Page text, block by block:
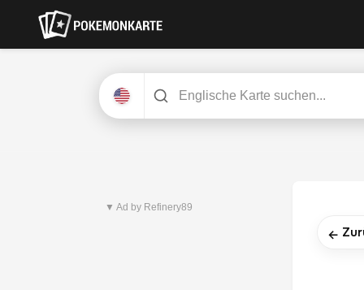
▼ Ad by Refinery89
←